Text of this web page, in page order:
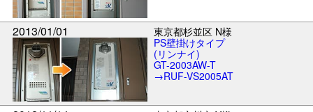
2013/01/01
東京都杉並区 N様
PS壁掛けタイプ
(リンナイ)
GT-2003AW-T
→RUF-VS2005AT